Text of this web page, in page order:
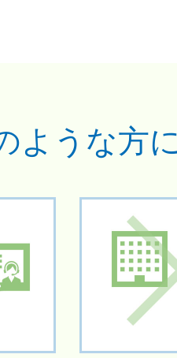
ような方